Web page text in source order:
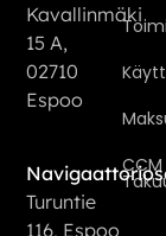
CCM
Kavallinmäki
15 A,
02710
Espoo
Turuntie
116, Espoo